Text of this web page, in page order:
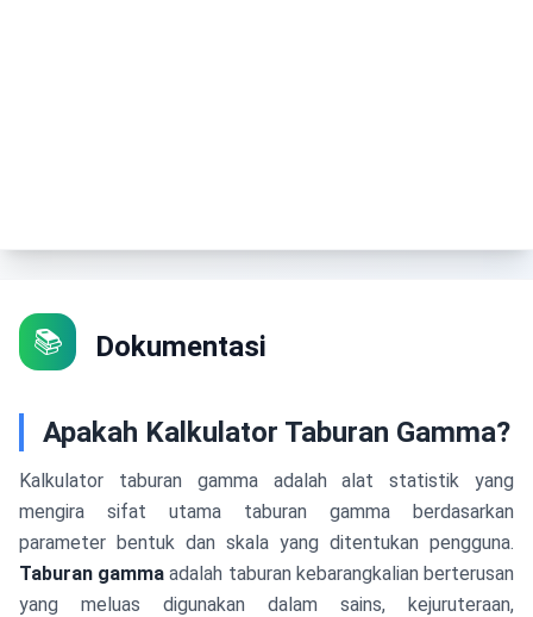
📚 Dokumentasi
Apakah Kalkulator Taburan Gamma?
Kalkulator taburan gamma adalah alat statistik yang
mengira sifat utama taburan gamma berdasarkan
parameter bentuk dan skala yang ditentukan pengguna.
Taburan gamma adalah taburan kebarangkalian berterusan
yang meluas digunakan dalam sains, kejuruteraan,